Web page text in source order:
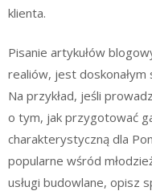
klienta.
Pisanie artykułów
realiów, jest doskonałym
Na przykład, jeśli
o tym, jak przygotować
charakterystyczną dla
popularne wśród
usługi budowlane, opisz